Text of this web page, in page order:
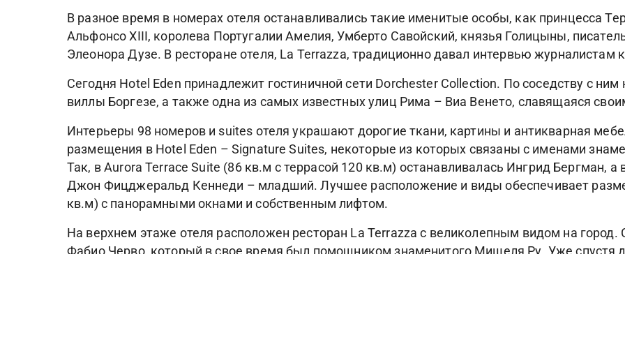
В разное время в номерах отеля останавливались такие именитые особы, как принцесса
Альфонсо XIII, королева Португалии Амелия, Умберто Савойский, князья Голицыны,
Элеонора Дузе. В ресторане отеля, La Terrazza, традиционно давал интервью
Сегодня Hotel Eden принадлежит гостиничной сети Dorchester Collection. По соседству с ним
виллы Боргезе, а также одна из самых известных улиц Рима – Виа Венето, славящаяся
Интерьеры 98 номеров и suites отеля украшают дорогие ткани, картины и антикварная
размещения в Hotel Eden – Signature Suites, некоторые из которых связаны с именами
Так, в Aurora Terrace Suite (86 кв.м с террасой 120 кв.м) останавливалась Ингрид Бергман,
Джон Фицджеральд Кеннеди – младший. Лучшее расположение и виды обеспечивает
кв.м) с панорамными окнами и собственным лифтом.
На верхнем этаже отеля расположен ресторан La Terrazza с великолепным видом на город.
Фабио Черво, который в свое время был помощником знаменитого Мишеля Ру. Уже спустя